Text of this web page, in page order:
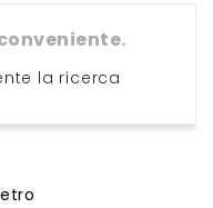
la ricerca